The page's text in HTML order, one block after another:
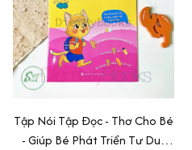
Tập Nói Tập Đọc - Thơ Cho Bé
- Giúp Bé Phát Triển Tư Duy